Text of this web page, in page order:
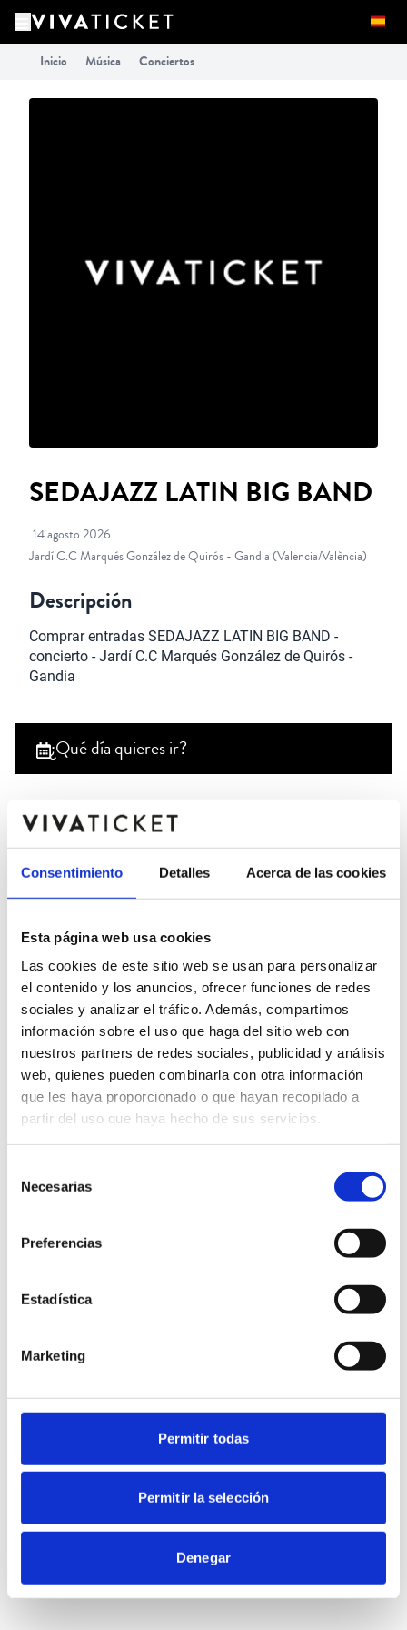
Consentimiento Detalles Acerca de las cookies
Esta página web usa cookies
Las cookies de este sitio web se usan para personalizar
el contenido y los anuncios, ofrecer funciones de redes
sociales y analizar el tráfico. Además, compartimos
información sobre el uso que haga del sitio web con
nuestros partners de redes sociales, publicidad y análisis
web, quienes pueden combinarla con otra información
que les haya proporcionado o que hayan recopilado a
partir del uso que haya hecho de sus servicios.
Necesarias
Preferencias
Estadística
Marketing
Permitir todas
Permitir la selección
Denegar
Inicio Música Conciertos
SEDAJAZZ LATIN BIG BAND
14 agosto 2026
Jardí C.C Marqués González de Quirós - Gandia (Valencia/València)
Descripción
Comprar entradas SEDAJAZZ LATIN BIG BAND -
concierto - Jardí C.C Marqués González de Quirós -
Gandia
¿Qué día quieres ir?
14 Viernes,21:30